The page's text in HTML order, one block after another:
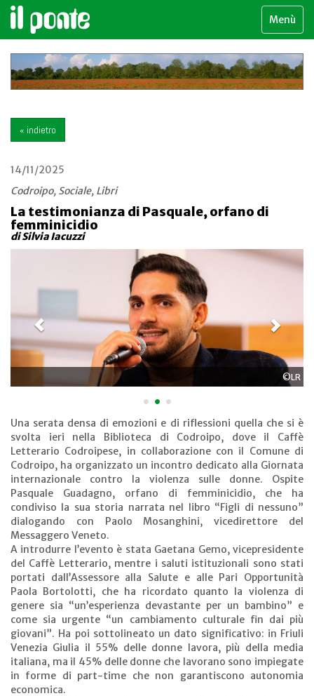
Menù
« indietro
14/11/2025
Codroipo, Sociale, Libri
La testimonianza di Pasquale, orfano di
femminicidio
di Silvia Iacuzzi
©LR
• • •
Una serata densa di emozioni e di riflessioni quella che si è
svolta ieri nella Biblioteca di Codroipo, dove il Caffè
Letterario Codroipese, in collaborazione con il Comune di
Codroipo, ha organizzato un incontro dedicato alla Giornata
internazionale contro la violenza sulle donne. Ospite
Pasquale Guadagno, orfano di femminicidio, che ha
condiviso la sua storia narrata nel libro “Figli di nessuno”
dialogando con Paolo Mosanghini, vicedirettore del
Messaggero Veneto.
A introdurre l’evento è stata Gaetana Gemo, vicepresidente
del Caffè Letterario, mentre i saluti istituzionali sono stati
portati dall’Assessore alla Salute e alle Pari Opportunità
Paola Bortolotti, che ha ricordato quanto la violenza di
genere sia “un’esperienza devastante per un bambino” e
come sia urgente “un cambiamento culturale fin dai più
giovani”. Ha poi sottolineato un dato significativo: in Friuli
Venezia Giulia il 55% delle donne lavora, più della media
italiana, ma il 45% delle donne che lavorano sono impiegate
in forme di part-time che non garantiscono autonomia
economica.